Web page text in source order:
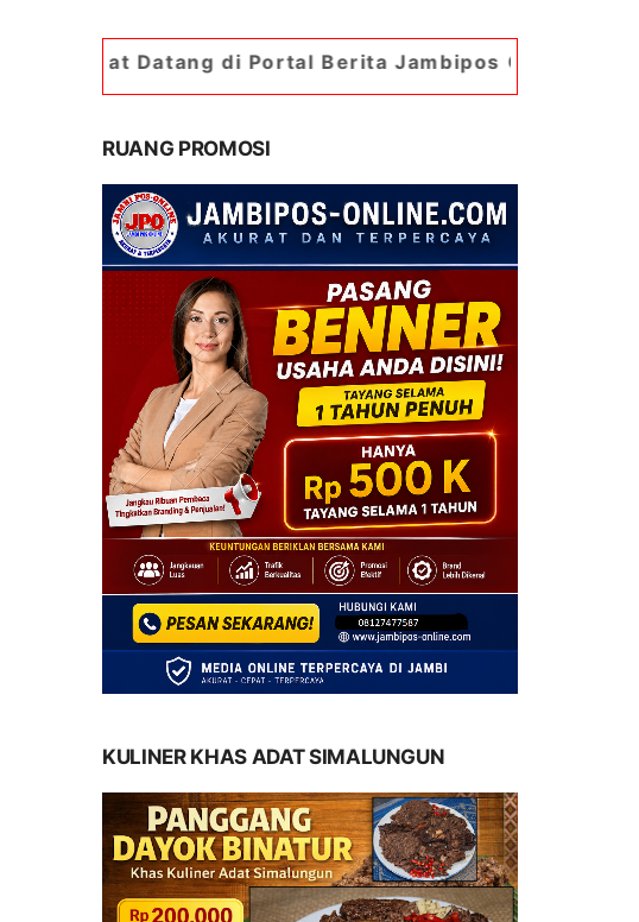
Datang di Portal Berita Jambipos Online. Portal Berita
RUANG PROMOSI
KULINER KHAS ADAT SIMALUNGUN